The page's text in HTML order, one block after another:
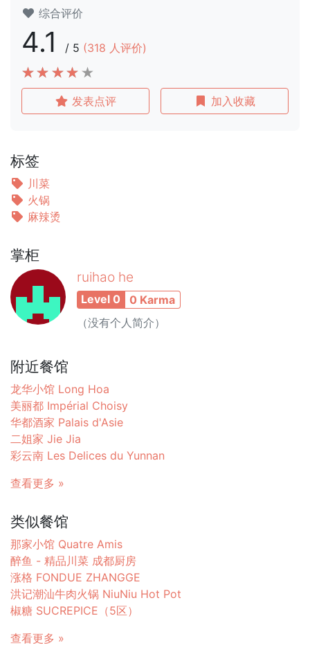
综合评价
4.1 / 5 (318 人评价)
发表点评 加入收藏
标签
川菜
火锅
麻辣烫
掌柜
ruihao he
Level 0
0 Karma
（没有个人简介）
附近餐馆
龙华小馆 Long Hoa
美丽都 Impérial Choisy
华都酒家 Palais d'Asie
二姐家 Jie Jia
彩云南 Les Delices du Yunnan
查看更多 »
类似餐馆
那家小馆 Quatre Amis
醉鱼 - 精品川菜 成都厨房
涨格 FONDUE ZHANGGE
洪记潮汕牛肉火锅 NiuNiu Hot Pot
椒糖 SUCREPICE（5区）
查看更多 »